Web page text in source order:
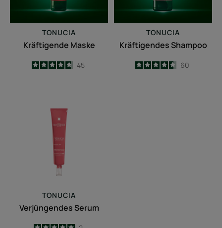
TONUCIA
Kräftigende Maske
4.7
/5
45
TONUCIA
Kräftigendes Shampoo
4.6
/5
60
TONUCIA
Verjüngendes Serum